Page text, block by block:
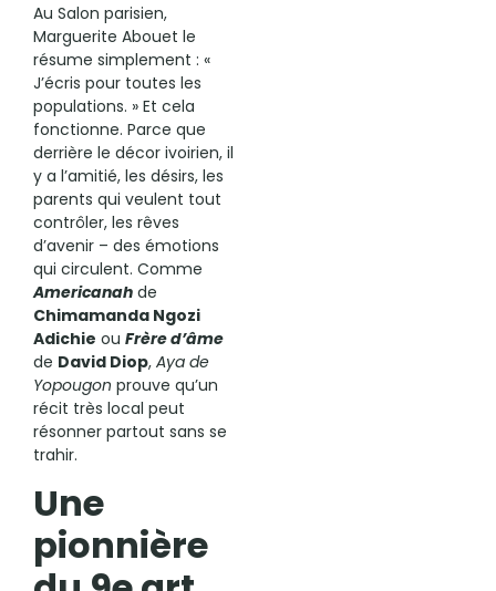
Au Salon parisien,
Marguerite Abouet le
résume simplement : «
J’écris pour toutes les
populations. » Et cela
fonctionne. Parce que
derrière le décor ivoirien, il
y a l’amitié, les désirs, les
parents qui veulent tout
contrôler, les rêves
d’avenir – des émotions
qui circulent. Comme
Americanah de
Chimamanda Ngozi
Adichie ouFrère d’âme
de David Diop,Aya de
Yopougon prouve qu’un
récit très local peut
résonner partout sans se
trahir.
Une
pionnière